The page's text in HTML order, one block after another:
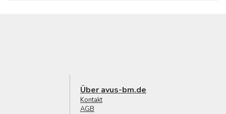
Über avus-bm.de
Kontakt
AGB